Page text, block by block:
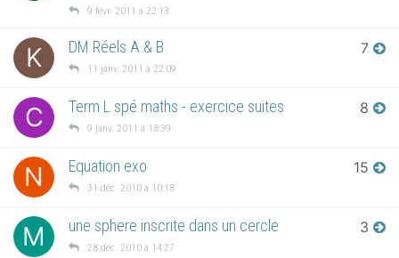
9 févr. 2011 à 22:13
K DM Réels A & B
11 janv. 2011 à 22:09
7
C Term L spé maths - exercice suites
9 janv. 2011 à 18:39
8
N Equation exo
31 déc. 2010 à 10:18
15
M une sphere inscrite dans un cercle
28 déc. 2010 à 14:27
3